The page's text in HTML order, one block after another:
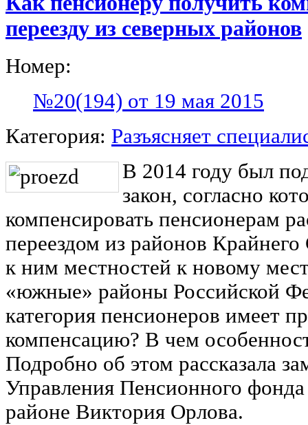
переезду из северных районов
Номер:
№20(194) от 19 мая 2015
Категория: Разъясняет
В 2014 году был
закон, согласно
компенсировать пенсионерам
переездом из районов
к ним местностей к новому
«южные» районы Российской
категория пенсионеров имеет
компенсацию? В чем
Подробно об этом рассказала
Управления Пенсионного
районе Виктория Орлова.